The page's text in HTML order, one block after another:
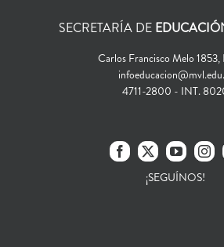
SECRETARÍA DE
Carlos Francisco Melo 1853,
4711-2800 - INT.
¡SEGUÍNOS!